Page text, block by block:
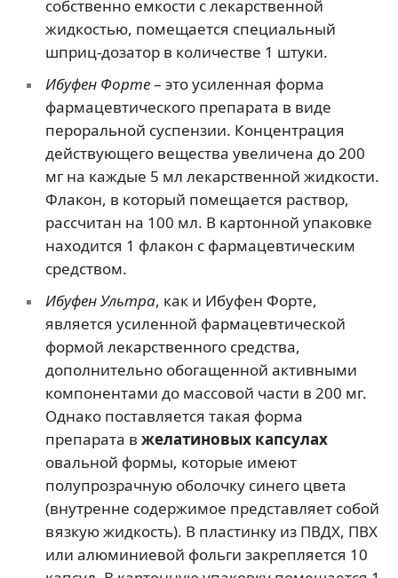
собственно емкости с лекарственной
жидкостью, помещается специальный
шприц-дозатор в количестве 1 штуки.
Ибуфен Форте– это усиленная форма
фармацевтического препарата в виде
пероральной суспензии. Концентрация
действующего вещества увеличена до 200
мг на каждые 5 мл лекарственной жидкости.
Флакон, в который помещается раствор,
рассчитан на 100 мл. В картонной упаковке
находится 1 флакон с фармацевтическим
средством.
Ибуфен Ультра, как и Ибуфен Форте,
является усиленной фармацевтической
формой лекарственного средства,
дополнительно обогащенной активными
компонентами до массовой части в 200 мг.
Однако поставляется такая форма
препарата в желатиновых капсулах
овальной формы, которые имеют
полупрозрачную оболочку синего цвета
(внутренне содержимое представляет собой
вязкую жидкость). В пластинку из ПВДХ, ПВХ
или алюминиевой фольги закрепляется 10